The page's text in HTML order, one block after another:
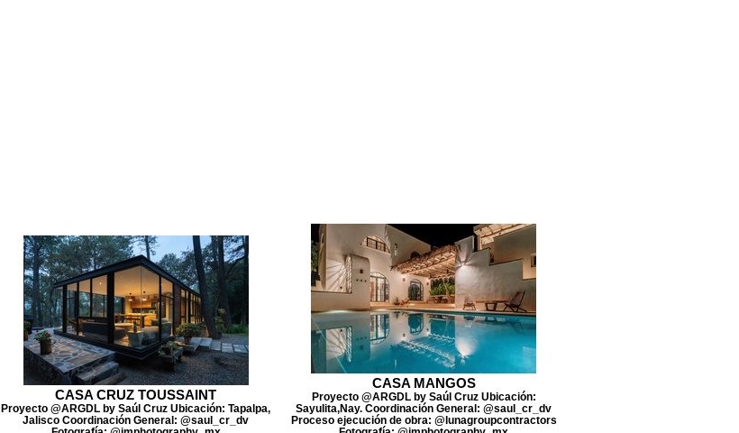
CASA CRUZ TOUSSAINT
Proyecto @ARGDL by Saúl Cruz Ubicación: Tapalpa,
Jalisco Coordinación General: @saul_cr_dv
CASA MANGOS
Proyecto @ARGDL by Saúl Cruz Ubicación:
Sayulita,Nay. Coordinación General: @saul_cr_dv
Proceso ejecución de obra: @lunagroupcontractors